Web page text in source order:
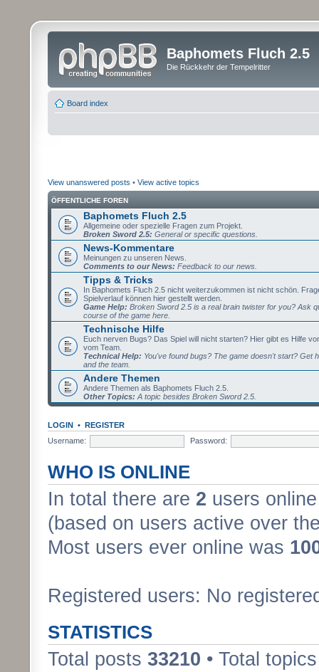
Baphomets Fluch 2.5
Die Rückkehr der Tempelritter
Board index
View unanswered posts • View active topics
ÖFFENTLICHE FOREN
Baphomets Fluch 2.5
Allgemeine oder spezielle Fragen zum Projekt.
Broken Sword 2.5: General or specific questions.
News-Kommentare
Meinungen zu unseren News.
Comments to our News: Feedback to our news.
Tipps & Tricks
In Baphomets Fluch 2.5 nicht weiterzukommen ist nicht schön.
Spielverlauf können hier gestellt werden.
Game Help: Broken Sword 2.5 is a real brain twister for you? Ask
course of the game here.
Technische Hilfe
Euch nerven Bugs? Das Spiel will nicht starten? Hier gibt es Hilfe
vom Team.
Technical Help: You've found bugs? The game doesn't start? Get
and the team.
Andere Themen
Andere Themen als Baphomets Fluch 2.5.
Other Topics: A topic besides Broken Sword 2.5.
LOGIN • REGISTER
Username:
Password:
WHO IS ONLINE
In total there are 2 users
(based on users active over
Most users ever online was
Registered users: No
STATISTICS
Total posts 33210 • Total